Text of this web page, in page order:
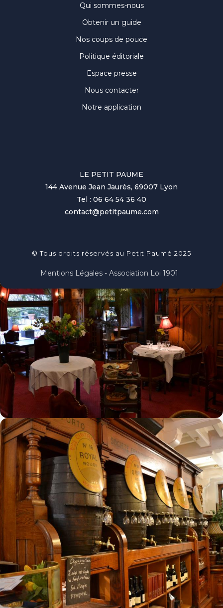
Qui sommes-nous
Obtenir un guide
Nos coups de pouce
Politique éditoriale
Espace presse
Nous contacter
Notre application
LE PETIT PAUME
144 Avenue Jean Jaurès, 69007 Lyon
Tel : 06 64 54 36 40
contact@petitpaume.com
© Tous droits réservés au Petit Paumé 2025
Mentions Légales - Association Loi 1901